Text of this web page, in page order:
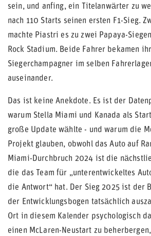
sein, und anfing, ein Titelanwärter zu
nach 110 Starts seinen ersten F1-Sieg.
machte Piastri es zu zwei Papaya-
Rock Stadium. Beide Fahrer bekamen
Siegerchampagner im selben
auseinander.
Das ist keine Anekdote. Es ist der
warum Stella Miami und Kanada als
große Update wählte - und warum die
Projekt glauben, obwohl das Auto auf
Miami-Durchbruch 2024 ist die
die das Team für „unterentwickeltes
die Antwort“ hat. Der Sieg 2025 ist der
der Entwicklungsbogen tatsächlich
Ort in diesem Kalender psychologisch
einen McLaren-Neustart zu